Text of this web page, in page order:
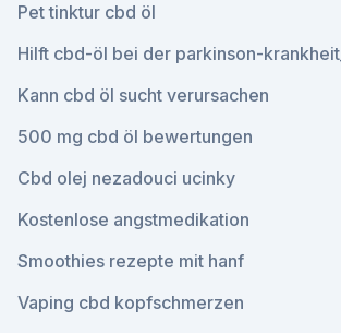
Pet tinktur cbd öl
Hilft cbd-öl bei der parkinson-krankheit_
Kann cbd öl sucht verursachen
500 mg cbd öl bewertungen
Cbd olej nezadouci ucinky
Kostenlose angstmedikation
Smoothies rezepte mit hanf
Vaping cbd kopfschmerzen